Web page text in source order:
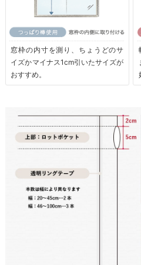
窓枠の内寸を測り、ちょうどのサ
イズかマイナス1cm引いたサイズが
おすすめ。